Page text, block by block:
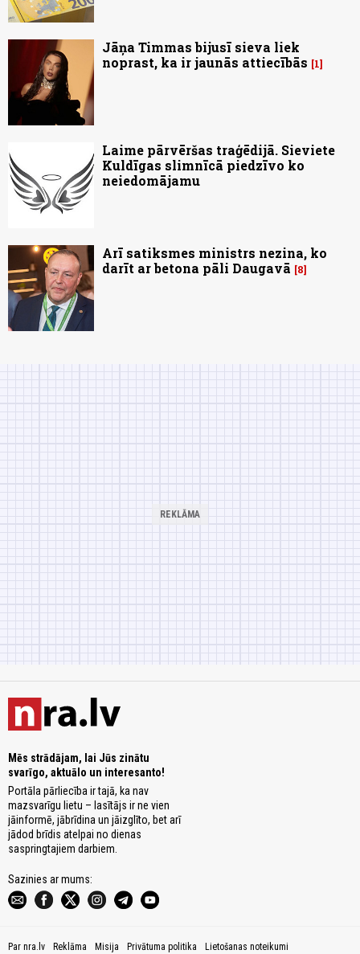
Jāņa Timmas bijusī sieva liek
noprast, ka ir jaunās attiecībās
1
Laime pārvēršas traģēdijā. Sieviete
Kuldīgas slimnīcā piedzīvo ko
neiedomājamu
Arī satiksmes ministrs nezina, ko
darīt ar betona pāli Daugavā
8
Mēs strādājam, lai Jūs zinātu
svarīgo, aktuālo un interesanto!
Portāla pārliecība ir tajā, ka nav
mazsvarīgu lietu – lasītājs ir ne vien
jāinformē, jābrīdina un jāizglīto, bet arī
jādod brīdis atelpai no dienas
saspringtajiem darbiem.
Sazinies ar mums:
Par nra.lv Reklāma Misija Privātuma politika Lietošanas noteikumi